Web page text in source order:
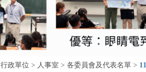
行政單位 > 人事室 > 各委員會及代表名單 >